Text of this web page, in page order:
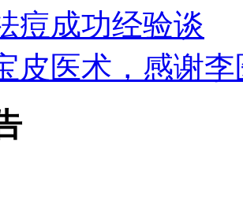
痘成功经验谈
皮医术，感谢